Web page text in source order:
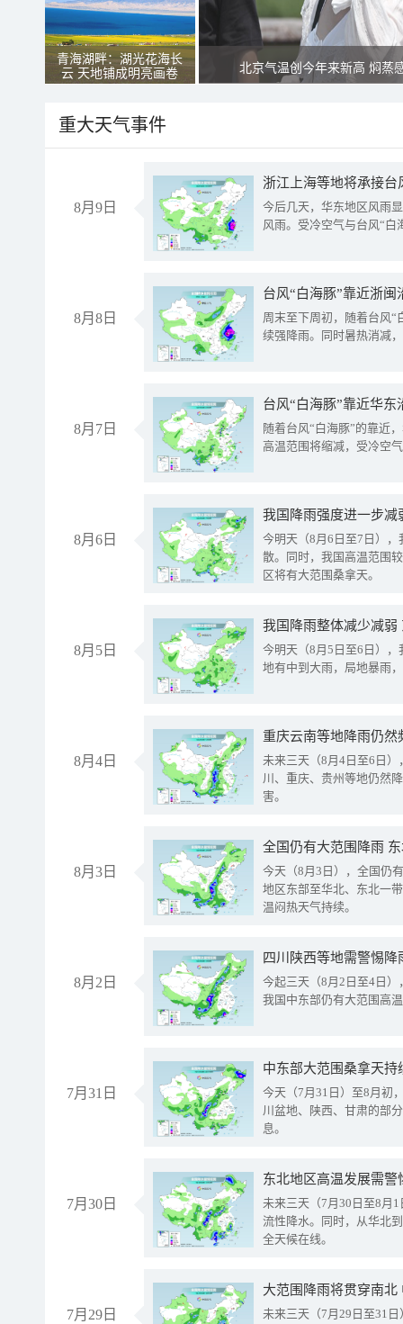
青海湖畔：湖光花海长
云 天地铺成明亮画卷
北京气温创今年来新高 焖蒸
重大天气事件
8月9日
浙江上海等地将承接台
今后几天，华东地区风雨
风雨。受冷空气与台风“白
8月8日
台风“白海豚”靠近浙
周末至下周初，随着台风“
续强降雨。同时暑热消减
8月7日
台风“白海豚”靠近华
随着台风“白海豚”的靠近
高温范围将缩减，受冷空
8月6日
今明天（8月6日至7日）
散。同时，我国高温范围
区将有大范围桑拿天。
8月5日
我国降雨整体减少减弱
今明天（8月5日至6日）
地有中到大雨，局地暴雨
8月4日
重庆云南等地降雨仍然
未来三天（8月4日至6日
川、重庆、贵州等地仍然
害。
8月3日
全国仍有大范围降雨
今天（8月3日），全国仍
地区东部至华北、东北一
温闷热天气持续。
8月2日
今起三天（8月2日至4日
我国中东部仍有大范围高
7月31日
中东部大范围桑拿天
今天（7月31日）至8月初
川盆地、陕西、甘肃的部
息。
7月30日
东北地区高温发展需
未来三天（7月30日至8月
流性降水。同时，从华北
全天候在线。
7月29日
大范围降雨将贯穿南
未来三天（7月29日至31